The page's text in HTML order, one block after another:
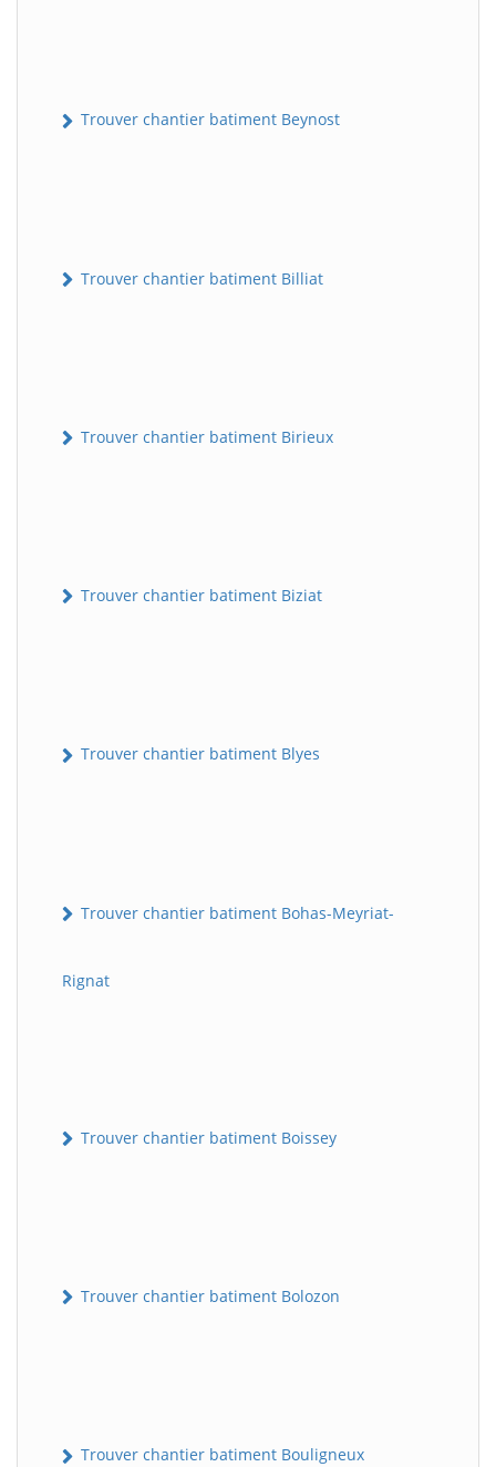
Trouver chantier batiment Beynost
Trouver chantier batiment Billiat
Trouver chantier batiment Birieux
Trouver chantier batiment Biziat
Trouver chantier batiment Blyes
Trouver chantier batiment Bohas-Meyriat-
Rignat
Trouver chantier batiment Boissey
Trouver chantier batiment Bolozon
Trouver chantier batiment Bouligneux